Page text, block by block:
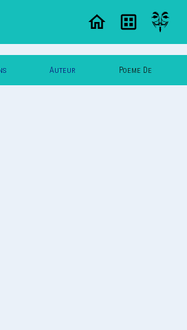
Auteur Poeme De